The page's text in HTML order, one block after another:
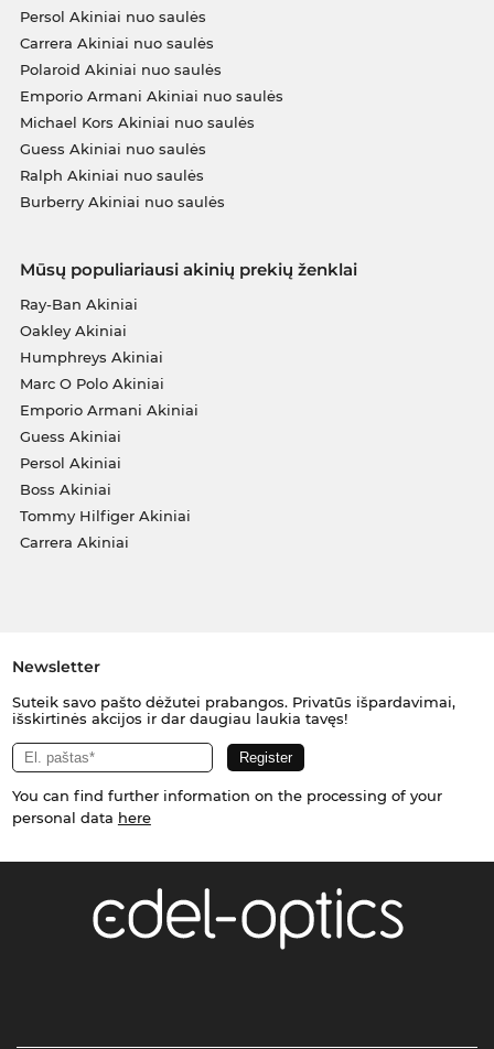
Persol Akiniai nuo saulės
Carrera Akiniai nuo saulės
Polaroid Akiniai nuo saulės
Emporio Armani Akiniai nuo saulės
Michael Kors Akiniai nuo saulės
Guess Akiniai nuo saulės
Ralph Akiniai nuo saulės
Burberry Akiniai nuo saulės
Mūsų populiariausi akinių prekių ženklai
Ray-Ban Akiniai
Oakley Akiniai
Humphreys Akiniai
Marc O Polo Akiniai
Emporio Armani Akiniai
Guess Akiniai
Persol Akiniai
Boss Akiniai
Tommy Hilfiger Akiniai
Carrera Akiniai
Newsletter
Suteik savo pašto dėžutei prabangos. Privatūs išpardavimai,
išskirtinės akcijos ir dar daugiau laukia tavęs!
You can find further information on the processing of your
personal data here